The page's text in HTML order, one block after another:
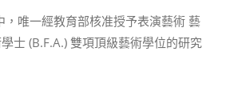
，唯一經教育部核准授予表演藝術 藝
士 (B.F.A.) 雙項頂級藝術學位的研究